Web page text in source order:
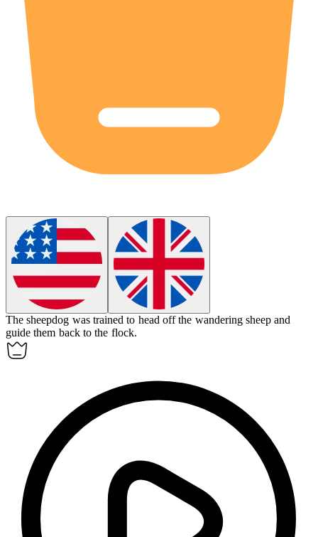
The sheepdog was trained to head off the wandering sheep and
guide them back to the flock.